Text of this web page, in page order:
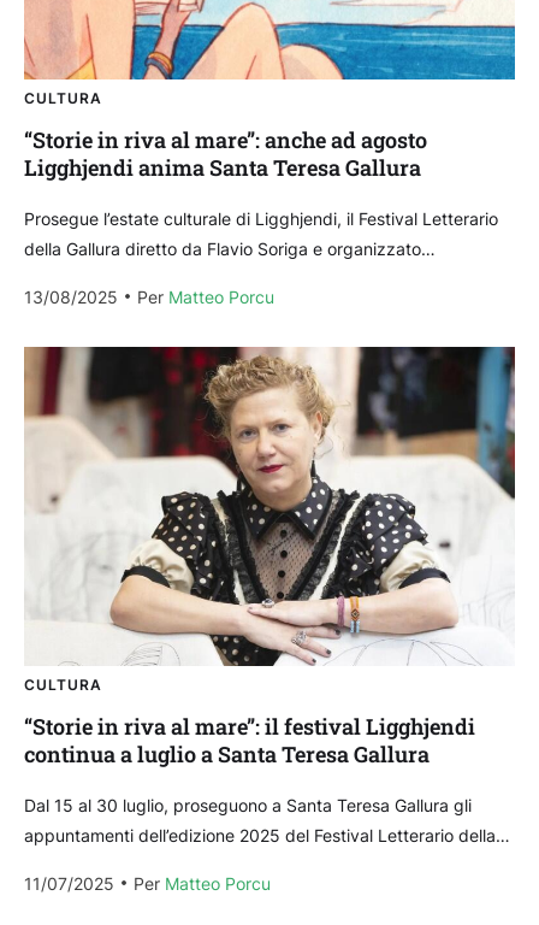
CULTURA
“Storie in riva al mare”: anche ad agosto
Ligghjendi anima Santa Teresa Gallura
Prosegue l’estate culturale di Ligghjendi, il Festival Letterario
della Gallura diretto da Flavio Soriga e organizzato
del Comune di Santa Teresa Gallura. Dopo grandi autori...
13/08/2025 Per Matteo Porcu
CULTURA
“Storie in riva al mare”: il festival Ligghjendi
continua a luglio a Santa Teresa Gallura
Dal 15 al 30 luglio, proseguono a Santa Teresa Gallura gli
appuntamenti dell’edizione 2025 del Festival Letterario della
11/07/2025
Per Matteo Porcu